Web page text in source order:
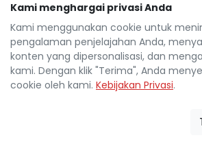
80.000 Km
location_onJakarta Selatan location_on
Kami menghargai privasi Anda
Kami menggunakan cookie untuk
pengalaman penjelajahan Anda,
konten yang dipersonalisasi, dan
kami. Dengan klik "Terima", Anda
cookie oleh kami. Kebijakan Privasi.